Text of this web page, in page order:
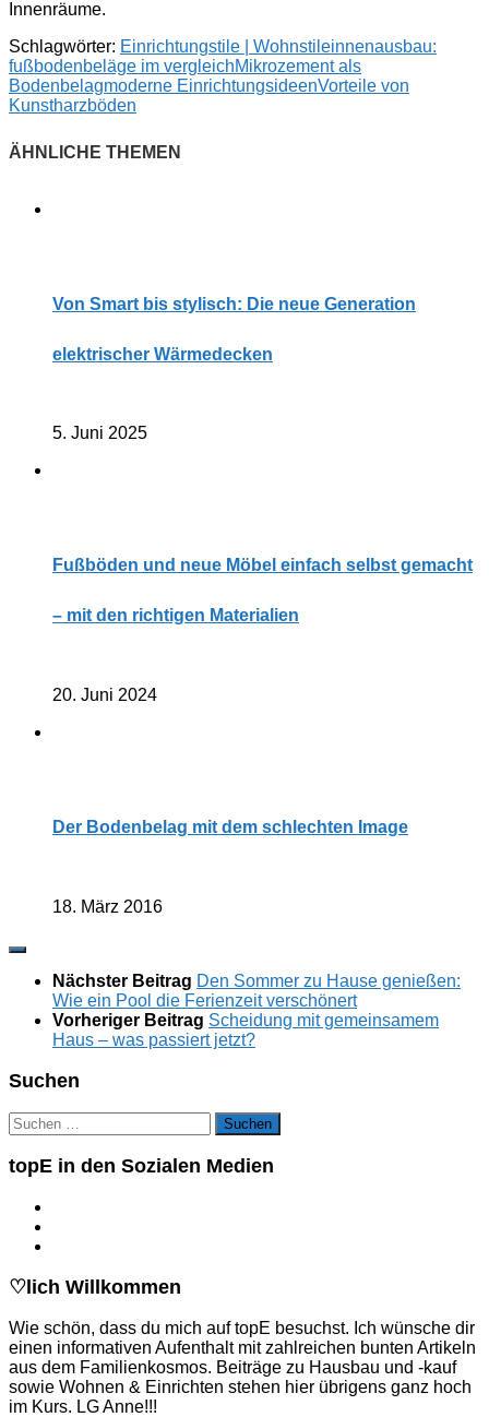
Innenräume.
Schlagwörter: Einrichtungstile | Wohnstileinnenausbau:
fußbodenbeläge im vergleichMikrozement als
Bodenbelagmoderne EinrichtungsideenVorteile von
Kunstharzböden
Von Smart bis stylisch: Die neue Generation
elektrischer Wärmedecken
5. Juni 2025
Fußböden und neue Möbel einfach selbst gemacht
– mit den richtigen Materialien
20. Juni 2024
Der Bodenbelag mit dem schlechten Image
18. März 2016
Nächster Beitrag Den Sommer zu Hause genießen:
Wie ein Pool die Ferienzeit verschönert
Vorheriger Beitrag Scheidung mit gemeinsamem
Haus – was passiert jetzt?
Suchen
Suchen
nach:
topE in den Sozialen Medien
♡lich Willkommen
Wie schön, dass du mich auf topE besuchst. Ich wünsche dir
einen informativen Aufenthalt mit zahlreichen bunten Artikeln
aus dem Familienkosmos. Beiträge zu Hausbau und -kauf
sowie Wohnen & Einrichten stehen hier übrigens ganz hoch
im Kurs. LG Anne!!!